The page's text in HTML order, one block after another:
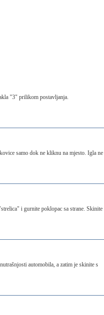
"3" prilikom postavljanja.
samo dok ne kliknu na mjesto. Igla ne
i gurnite poklopac sa strane. Skinite
automobila, a zatim je skinite s